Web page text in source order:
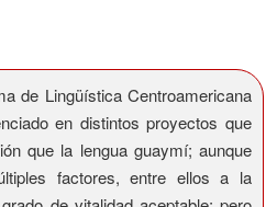
de Lingüística Centroamericana
en distintos proyectos que
que la lengua guaymí; aunque
factores, entre ellos a la